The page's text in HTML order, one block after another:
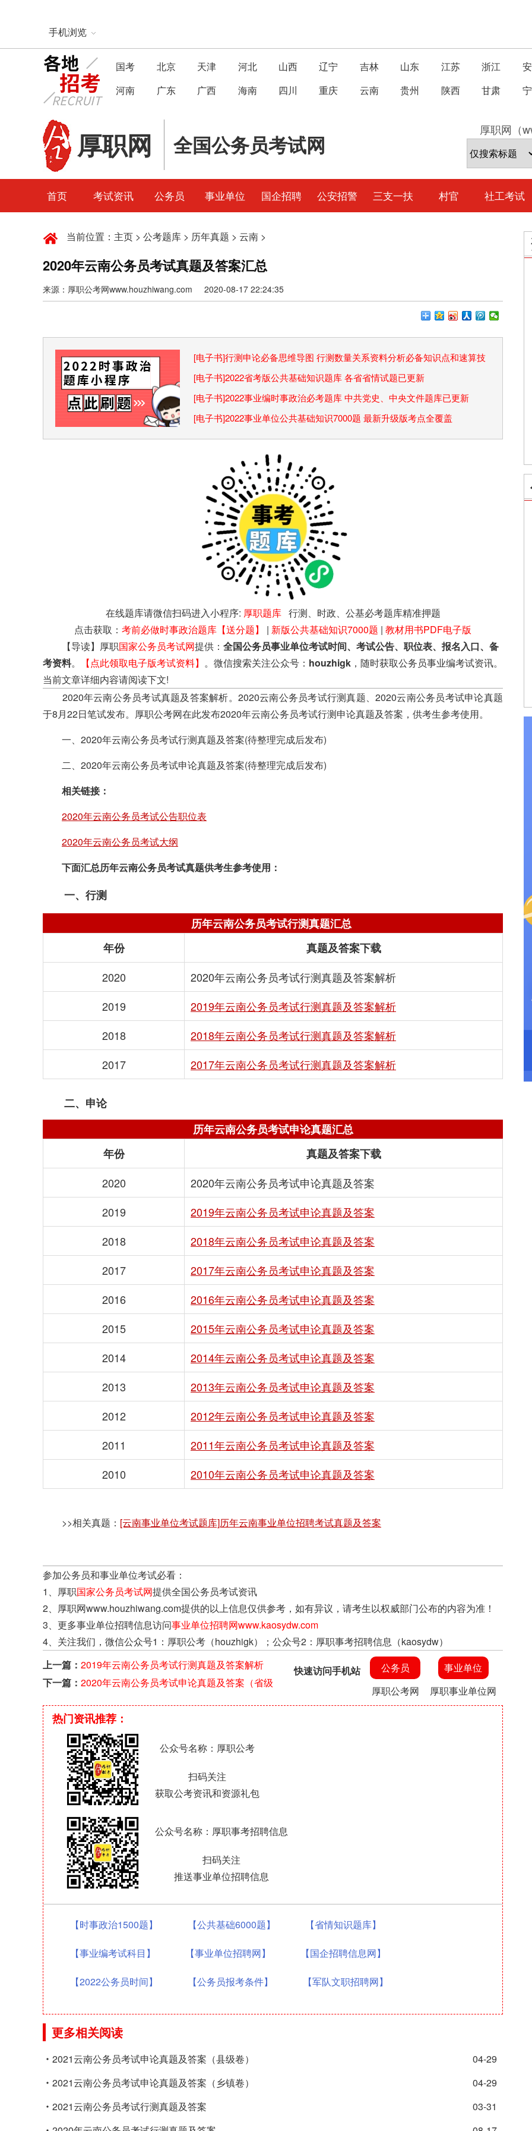
手机浏览
国考 北京 天津 河北 山西 辽宁 吉林 山东 江苏 浙江
河南
广东 广西 海南 四川 重庆 云南 贵州 陕西 甘肃
厚职网 全国公务员考试网
厚职网（
首页 考试资讯 公务员 事业单位 国企招聘 公安招警 三支一扶 村官 社工考试
当前位置： 主页 > 公考题库 > 历年真题 > 云南 >
2020年云南公务员考试真题及答案汇总
来源：厚职公考网www.houzhiwang.com 2020-08-17 22:24:35
[电子书]行测申论必备思维导图 行测数量关系资料分析必备知识点和速算技
巧
[电子书]2022省考版公共基础知识题库 各省省情试题已更新
[电子书]2022事业编时事政治必考题库 中共党史、中央文件题库已更新
[电子书]2022事业单位公共基础知识7000题 最新升级版考点全覆盖
在线题库请微信扫码进入小程序: 厚职题库行测、时政、公基必考题库精准押题
点击获取： 考前必做时事政治题库【送分题】 | 新版公共基础知识7000题 | 教材用书PDF电子版
【导读】厚职国家公务员考试网提供： 全国公务员事业单位考试时间、考试公告、职位表、报名入口、备
考资料。 【点此领取电子版考试资料】 。微信搜索关注公众号： houzhigk ，随时获取公务员事业编考试资讯。
当前文章详细内容请阅读下文!
2020年云南公务员考试真题及答案解析。2020云南公务员考试行测真题、2020云南公务员考试申论真题
于8月22日笔试发布。厚职公考网在此发布2020年云南公务员考试行测申论真题及答案，供考生参考使用。
一、2020年云南公务员考试行测真题及答案(待整理完成后发布)
二、2020年云南公务员考试申论真题及答案(待整理完成后发布)
相关链接：
2020年云南公务员考试公告职位表
2020年云南公务员考试大纲
下面汇总历年云南公务员考试真题供考生参考使用：
一、行测
历年云南公务员考试行测真题汇总
年份
真题及答案下载
2020
2020年云南公务员考试行测真题及答案解析
2019
2019年云南公务员考试行测真题及答案解析
2018
2018年云南公务员考试行测真题及答案解析
2017
2017年云南公务员考试行测真题及答案解析
二、申论
历年云南公务员考试申论真题汇总
年份
真题及答案下载
2020
2020年云南公务员考试申论真题及答案
2019
2019年云南公务员考试申论真题及答案
2018
2018年云南公务员考试申论真题及答案
2017
2017年云南公务员考试申论真题及答案
2016
2016年云南公务员考试申论真题及答案
2015
2015年云南公务员考试申论真题及答案
2014
2014年云南公务员考试申论真题及答案
2013
2013年云南公务员考试申论真题及答案
2012
2012年云南公务员考试申论真题及答案
2011
2011年云南公务员考试申论真题及答案
2010
2010年云南公务员考试申论真题及答案
>>相关真题： [云南事业单位考试题库]历年云南事业单位招聘考试真题及答案
参加公务员和事业单位考试必看：
1、厚职国家公务员考试网提供全国公务员考试资讯
2、厚职网www.houzhiwang.com提供的以上信息仅供参考，如有异议，请考生以权威部门公布的内容为准！
3、更多事业单位招聘信息访问事业单位招聘网www.kaosydw.com
4、关注我们，微信公众号1：厚职公考（houzhigk）；公众号2：厚职事考招聘信息（kaosydw）
上一篇： 2019年云南公务员考试行测真题及答案解析
下一篇： 2020年云南公务员考试申论真题及答案（省级
快速访问手机站
公务员
厚职公考网
事业单位
厚职事业单位网
热门资讯推荐：
公众号名称：厚职公考
扫码关注
获取公考资讯和资源礼包
公众号名称：厚职事考招聘信息
扫码关注
推送事业单位招聘信息
【时事政治1500题】 【公共基础6000题】 【省情知识题库】
【事业编考试科目】 【事业单位招聘网】 【国企招聘信息网】
【2022公务员时间】 【公务员报考条件】 【军队文职招聘网】
更多相关阅读
2021云南公务员考试申论真题及答案（县级卷）
04-29
2021云南公务员考试申论真题及答案（乡镇卷）
04-29
2021云南公务员考试行测真题及答案
03-31